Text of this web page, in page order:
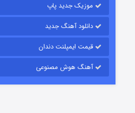
موزیک جدید پاپ
دانلود آهنگ جدید
قیمت ایمپلنت دندان
آهنگ هوش مصنوعی